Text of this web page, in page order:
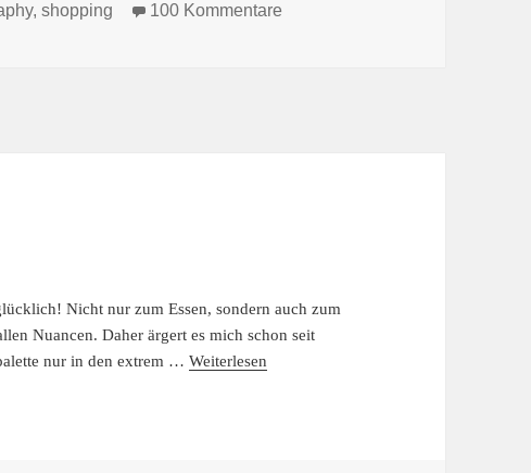
,shopping 100 Kommentare
Nicht nur zum Essen, sondern auch zum
Nuancen. Daher ärgert es mich schon seit
nur in den extrem …Weiterlesen